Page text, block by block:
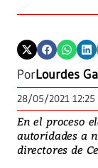
PorLourdes
28/05/2021 12:25
En el proceso
autoridades a
directores de